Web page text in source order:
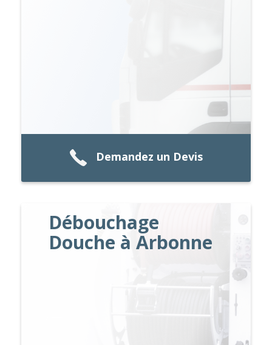
Demandez un Devis
Débouchage
Douche à Arbonne